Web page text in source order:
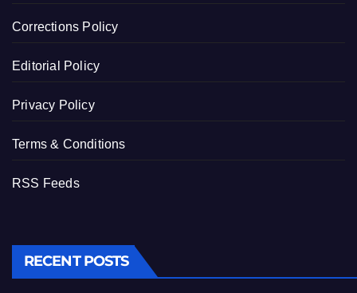
Corrections Policy
Editorial Policy
Privacy Policy
Terms & Conditions
RSS Feeds
RECENT POSTS